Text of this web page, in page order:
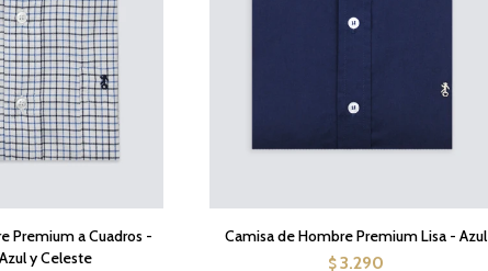
Premium a Cuadros -
y Celeste
Camisa de Hombre Premium Lisa - Azul
$ 3.290